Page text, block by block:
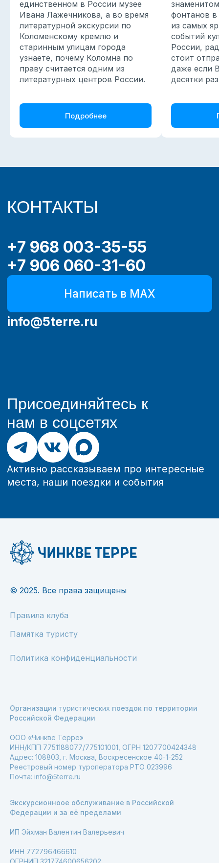
единственном в России музее
Ивана Лажечникова, а во время
литературной экскурсии по
Коломенскому кремлю и
старинным улицам города
узнаете, почему Коломна по
праву считается одним из
литературных центров России.
Подробнее
фонтанов
из самых
событий
России,
стоит
даже если
десятки
Присоединяйтесь к
нам в соцсетях
Активно рассказываем про интересные
© 2025. Все права защищены
Правила клуба
Памятка туристу
Политика конфиденциальности
Организации туристических поездок по территории
Российской Федерации
ООО «Чинкве Терре»
ИНН/КПП 7751188077/775101001, ОГРН 1207700424348
Адрес: 108803, г. Москва, Воскресенское 40-1-252
Реестровый номер туроператора РТО 023996
Почта: info@5terre.ru
Экскурсионноое обслуживание в Российской
Федерации и за её пределами
ИП Эйхман Валентин Валерьевич
ИНН 772796466610
ОГРНИП 321774600656202